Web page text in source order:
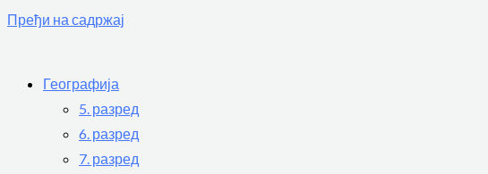
Пређи на садржај
Географија
5. разред
6. разред
7. разред